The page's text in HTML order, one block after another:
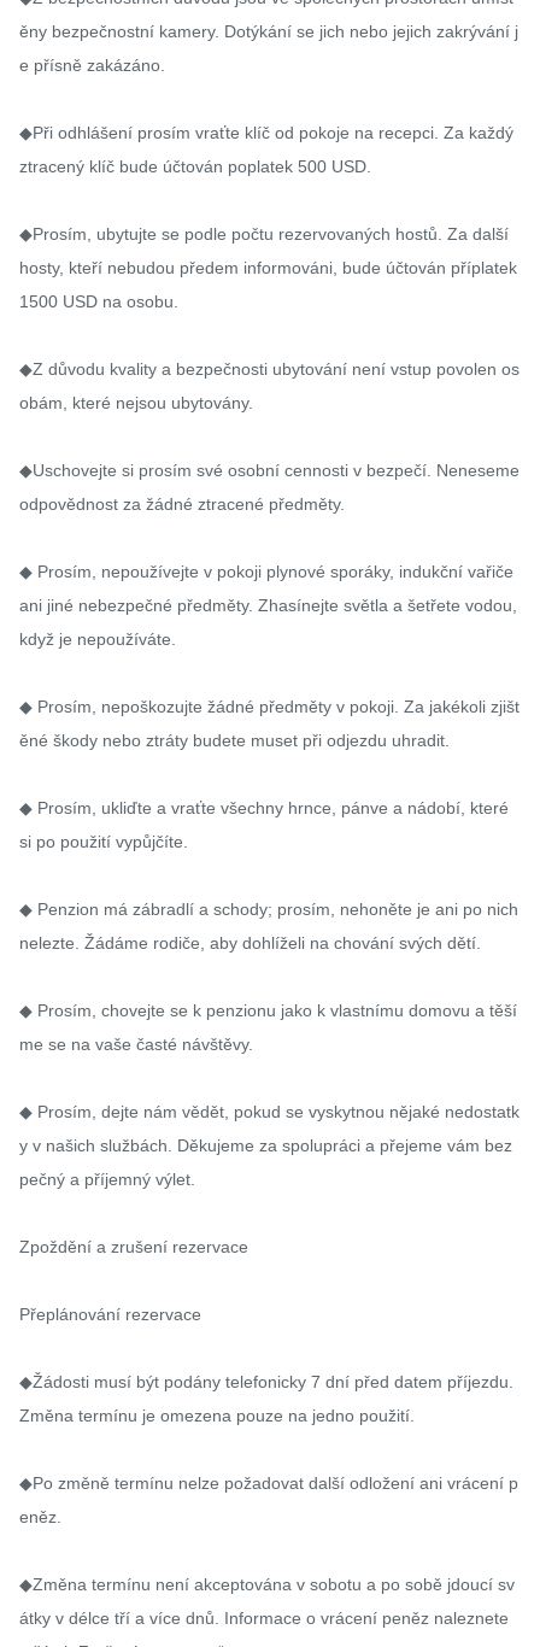
ěny bezpečnostní kamery. Dotýkání se jich nebo jejich zakrývání j
e přísně zakázáno.
◆Při odhlášení prosím vraťte klíč od pokoje na recepci. Za každý
ztracený klíč bude účtován poplatek 500 USD.
◆Prosím, ubytujte se podle počtu rezervovaných hostů. Za další
hosty, kteří nebudou předem informováni, bude účtován příplatek
1500 USD na osobu.
◆Z důvodu kvality a bezpečnosti ubytování není vstup povolen os
obám, které nejsou ubytovány.
◆Uschovejte si prosím své osobní cennosti v bezpečí. Neneseme
odpovědnost za žádné ztracené předměty.
◆ Prosím, nepoužívejte v pokoji plynové sporáky, indukční vařiče
ani jiné nebezpečné předměty. Zhasínejte světla a šetřete vodou,
když je nepoužíváte.
◆ Prosím, nepoškozujte žádné předměty v pokoji. Za jakékoli zjišt
ěné škody nebo ztráty budete muset při odjezdu uhradit.
◆ Prosím, ukliďte a vraťte všechny hrnce, pánve a nádobí, které
si po použití vypůjčíte.
◆ Penzion má zábradlí a schody; prosím, nehoněte je ani po nich
nelezte. Žádáme rodiče, aby dohlíželi na chování svých dětí.
◆ Prosím, chovejte se k penzionu jako k vlastnímu domovu a těší
me se na vaše časté návštěvy.
◆ Prosím, dejte nám vědět, pokud se vyskytnou nějaké nedostatk
y v našich službách. Děkujeme za spolupráci a přejeme vám bez
pečný a příjemný výlet.
Zpoždění a zrušení rezervace
Přeplánování rezervace
◆Žádosti musí být podány telefonicky 7 dní před datem příjezdu.
Změna termínu je omezena pouze na jedno použití.
◆Po změně termínu nelze požadovat další odložení ani vrácení p
eněz.
◆Změna termínu není akceptována v sobotu a po sobě jdoucí sv
átky v délce tří a více dnů. Informace o vrácení peněz naleznete